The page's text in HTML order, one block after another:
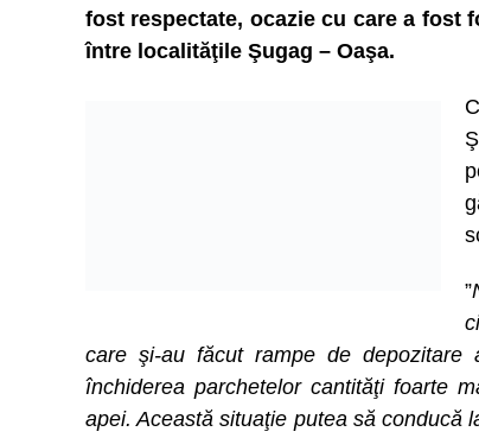
fost respectate, ocazie cu care a fost
între localităţile Şugag – Oaşa.
”
care şi-au făcut rampe de depozitare
închiderea parchetelor cantităţi foarte
apei. Această situaţie putea să conducă